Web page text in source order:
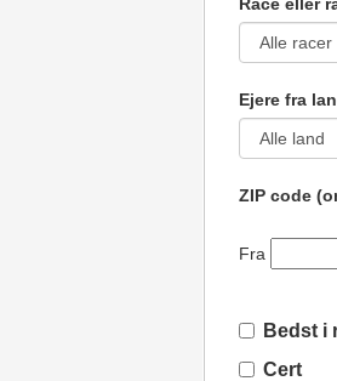
Ejere fra
ZIP code
Fra
Bedst i
Cert